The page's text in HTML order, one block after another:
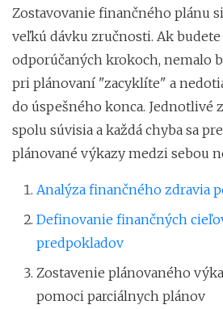
Zostavovanie finančného plánu
veľkú dávku zručnosti. Ak
odporúčaných krokoch, nemalo
pri plánovaní "zacyklíte" a
do úspešného konca. Jednotlivé
spolu súvisia a každá chyba sa
plánované výkazy medzi sebou
Analýza finančného zdravia
Definovanie finančných
predpokladov
Zostavenie plánovaného
pomoci parciálnych plánov